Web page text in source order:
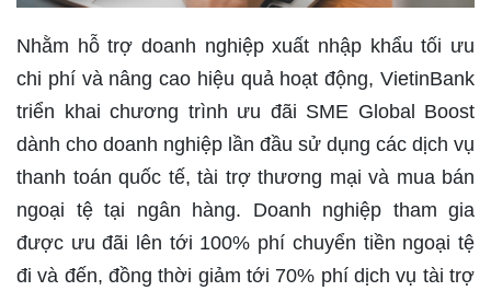
Nhằm hỗ trợ doanh nghiệp xuất nhập khẩu tối ưu
chi phí và nâng cao hiệu quả hoạt động, VietinBank
triển khai chương trình ưu đãi SME Global Boost
dành cho doanh nghiệp lần đầu sử dụng các dịch vụ
thanh toán quốc tế, tài trợ thương mại và mua bán
ngoại tệ tại ngân hàng. Doanh nghiệp tham gia
được ưu đãi lên tới 100% phí chuyển tiền ngoại tệ
đi và đến, đồng thời giảm tới 70% phí dịch vụ tài trợ